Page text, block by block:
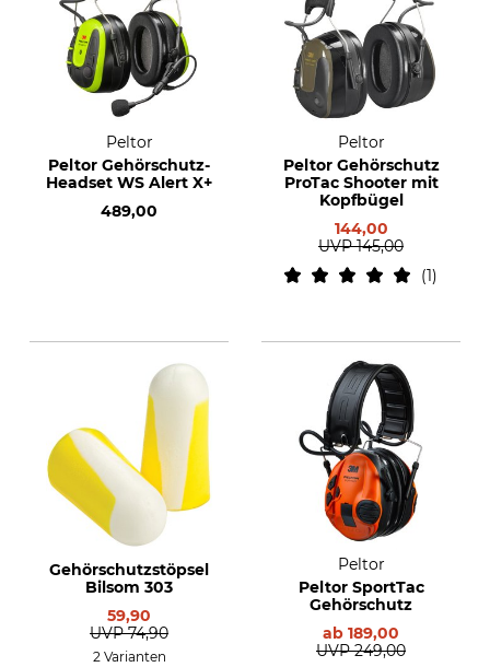
Peltor
Peltor Gehörschutz-
Headset WS Alert X+
489,00
Peltor
Peltor Gehörschutz
ProTac Shooter mit
Kopfbügel
144,00
UVP 145,00
1
Gehörschutzstöpsel
Bilsom 303
59,90
UVP 74,90
2 Varianten
Peltor
Peltor SportTac
Gehörschutz
ab 189,00
UVP 249,00